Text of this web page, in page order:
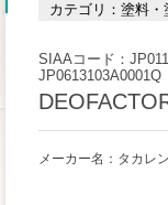
カテゴリ：塗料
SIAAコード：
JP0613103A0001Q
メーカー名：タカレ